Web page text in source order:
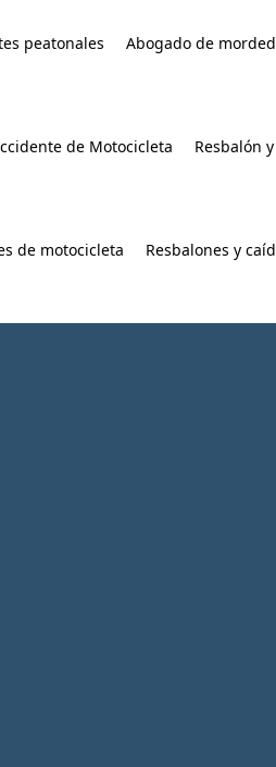
peatonales Abogado de
de Motocicleta Resbalón
de motocicleta Resbalones y